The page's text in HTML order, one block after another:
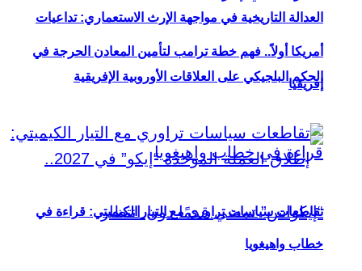
العدالة التاريخية في مواجهة الإرث الاستعماري: تداعيات
الحكم البلجيكي على العلاقات الأوروبية الإفريقية
أمريكا أولاً.. فهم خطة ترامب لتأمين المعادن الحرجة في
إفريقيا
تقاطعات سياسات تراوري مع التيار الكيميتي: قراءة في
خطاب واهيغويا